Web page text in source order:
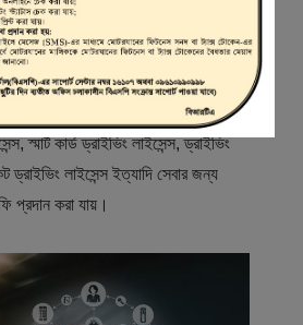
(বিএসপি) বাংলাদেশ রোড ট্রান্সপোর্ট অথরিটি
সেবা প্রদানের মাধ্যম যেখানে ড্রাইভার,
বিক্রেতাদের নিবন্ধিত করা হয় এবং
স্মার্ট কার্ড ড্রাইভিং লাইসেন্স, ড্রাইভিং
ড্রাইভিং লাইসেন্স ইত্যাদি সেবার জন্য
প্রদান করা যায়।